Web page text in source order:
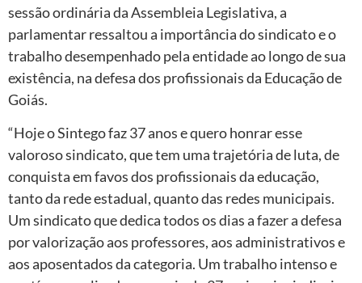
sessão ordinária da Assembleia Legislativa, a
parlamentar ressaltou a importância do sindicato e o
trabalho desempenhado pela entidade ao longo de sua
existência, na defesa dos profissionais da Educação de
Goiás.
“Hoje o Sintego faz 37 anos e quero honrar esse
valoroso sindicato, que tem uma trajetória de luta, de
conquista em favos dos profissionais da educação,
tanto da rede estadual, quanto das redes municipais.
Um sindicato que dedica todos os dias a fazer a defesa
por valorização aos professores, aos administrativos e
aos aposentados da categoria. Um trabalho intenso e